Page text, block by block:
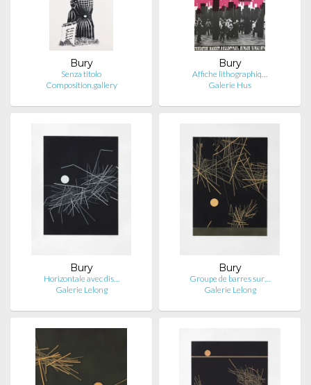
Bury
Senza titolo
Composition.gallery
Bury
Affiche lithographiq…
Galerie Hus
Bury
Horizontale avec dis…
Galerie Lelong
Bury
Groupe de barres sur…
Galerie Lelong